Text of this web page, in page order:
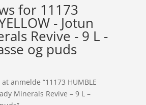
for 11173
- Jotun
Revive - 9 L -
og puds
anmelde “11173 HUMBLE
Minerals Revive – 9 L –